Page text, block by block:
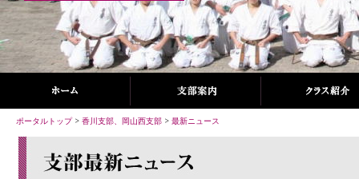
ポータルトップ> 香川支部、岡山西支部 > 最新ニュース